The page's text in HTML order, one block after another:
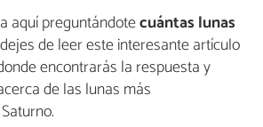
aquí preguntándotecuántas lunas
de leer este interesante artículo
encontrarás la respuesta y
de las lunas más